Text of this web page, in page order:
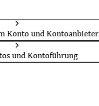
Konto und Kontoanbieter
und Kontoführung